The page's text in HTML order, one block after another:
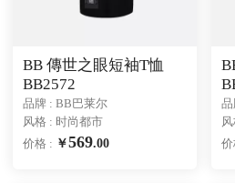
BB 傳世之眼短袖T恤
BB2572
品牌 : BB巴莱尔
风格 : 时尚都市
价格 : ￥569.00
品
价